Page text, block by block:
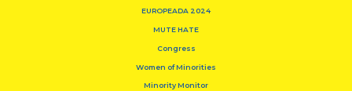
EUROPEADA 2024
MUTE HATE
Congress
Women of Minorities
Minority Monitor